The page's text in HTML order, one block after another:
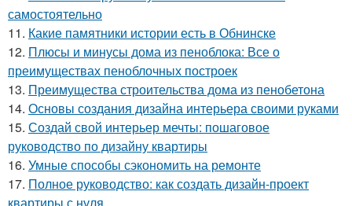
самостоятельно
11. Какие памятники истории есть в Обнинске
12. Плюсы и минусы дома из пеноблока: Все о
преимуществах пеноблочных построек
13. Преимущества строительства дома из пенобетона
14. Основы создания дизайна интерьера своими руками
15. Создай свой интерьер мечты: пошаговое
руководство по дизайну квартиры
16. Умные способы сэкономить на ремонте
17. Полное руководство: как создать дизайн-проект
квартиры с нуля